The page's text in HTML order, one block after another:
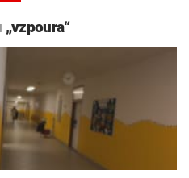
„vzpoura“